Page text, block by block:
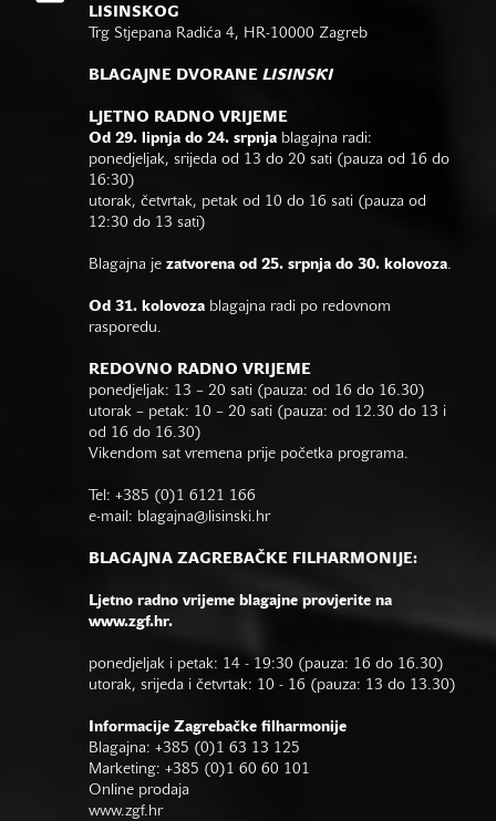
LISINSKOG
Trg Stjepana Radića 4, HR-10000 Zagreb
BLAGAJNE DVORANE LISINSKI
LJETNO RADNO VRIJEME
Od 29. lipnja do 24. srpnja blagajna radi:
ponedjeljak, srijeda od 13 do 20 sati (pauza od 16 do
16:30)
utorak, četvrtak, petak od 10 do 16 sati (pauza od
12:30 do 13 sati)
Blagajna je zatvorena od 25. srpnja do 30. kolovoza.
Od 31. kolovoza blagajna radi po redovnom
rasporedu.
REDOVNO RADNO VRIJEME
ponedjeljak: 13 – 20 sati (pauza: od 16 do 16.30)
utorak – petak: 10 – 20 sati (pauza: od 12.30 do 13 i
od 16 do 16.30)
Vikendom sat vremena prije početka programa.
Tel: +385 (0)1 6121 166
e-mail: blagajna@lisinski.hr
BLAGAJNA ZAGREBAČKE FILHARMONIJE:
Ljetno radno vrijeme blagajne provjerite na
www.zgf.hr.
ponedjeljak i petak: 14 - 19:30 (pauza: 16 do 16.30)
utorak, srijeda i četvrtak: 10 - 16 (pauza: 13 do 13.30)
Informacije Zagrebačke filharmonije
Blagajna: +385 (0)1 63 13 125
Marketing: +385 (0)1 60 60 101
Online prodaja
www.zgf.hr